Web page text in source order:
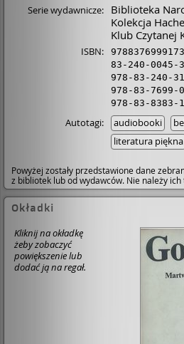
Serie wydawnicze: Biblioteka
Kolekcja
Klub Czytanej
ISBN: 9788376999173
83-240-0045-3
978-83-240-
978-83-7699-
978-83-8383-
Autotagi: audiobooki
literatura piękna
Powyżej zostały przedstawione dane
z bibliotek lub od wydawców. Nie należy
Okładki
Kliknij na okładkę
żeby zobaczyć
powiększenie lub
dodać ją na regał.